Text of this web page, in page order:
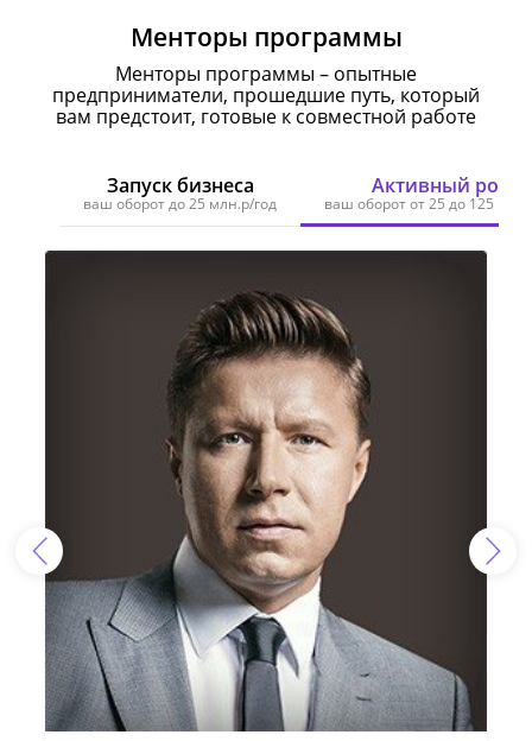
Менторы программы
Менторы программы – опытные
предприниматели, прошедшие путь, который
вам предстоит, готовые к совместной работе
Запуск бизнеса
ваш оборот до 25 млн.р/год
Активный рост
ваш оборот от 25 до 125